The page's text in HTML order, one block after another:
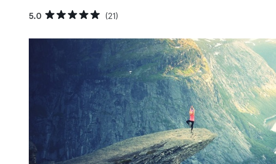
5.0 (21)